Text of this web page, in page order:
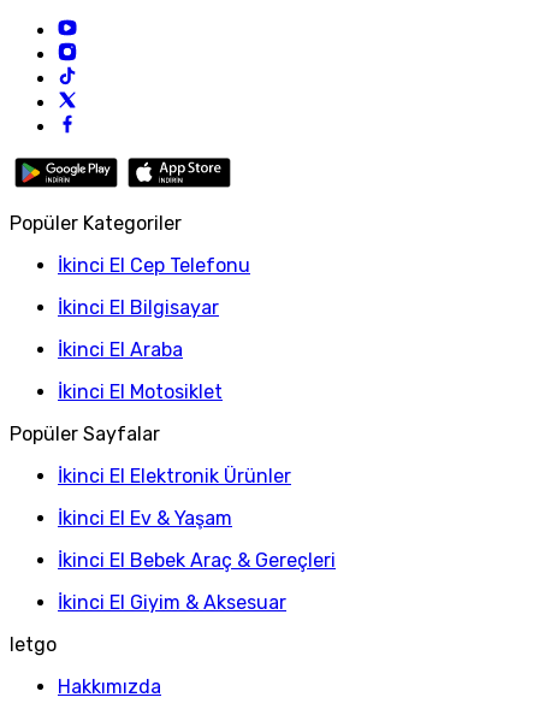
Popüler Kategoriler
İkinci El Cep Telefonu
İkinci El Bilgisayar
İkinci El Araba
İkinci El Motosiklet
Popüler Sayfalar
İkinci El Elektronik Ürünler
İkinci El Ev & Yaşam
İkinci El Bebek Araç & Gereçleri
İkinci El Giyim & Aksesuar
letgo
Hakkımızda